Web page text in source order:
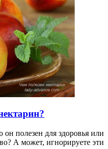
полезен для здоровья или
А может, игнорируете эти